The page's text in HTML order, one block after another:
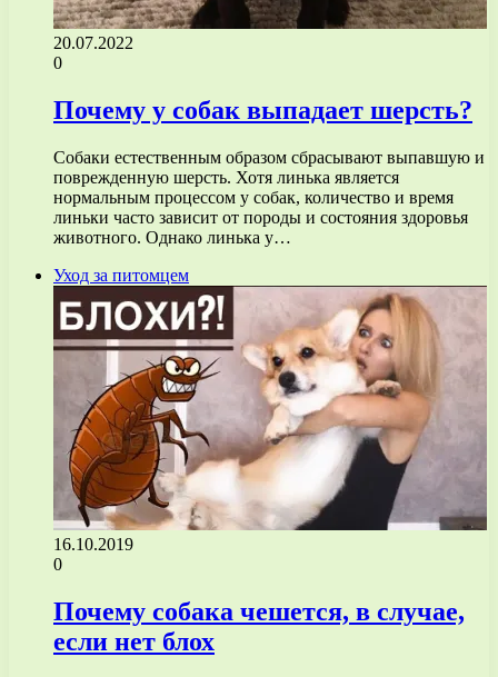
20.07.2022
0
Почему у собак выпадает шерсть?
Собаки естественным образом сбрасывают выпавшую и
поврежденную шерсть. Хотя линька является
нормальным процессом у собак, количество и время
линьки часто зависит от породы и состояния здоровья
животного. Однако линька у…
Уход за питомцем
16.10.2019
0
Почему собака чешется, в случае,
если нет блох